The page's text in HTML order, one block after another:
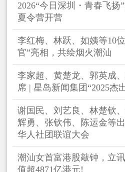
2026“今日深圳・青春飞扬
夏令营开营
李红梅、林跃、如姨等10
官”亮相，共绘烟火潮汕
李家超、黄楚龙、郭英成
席 | 星岛新闻集团“2025杰
谢国民、刘艺良、林楚钦
辉勇、张钦伟、陈运金等
华人社团联谊大会
潮汕女首富港股敲钟，立
值超4871亿港元!